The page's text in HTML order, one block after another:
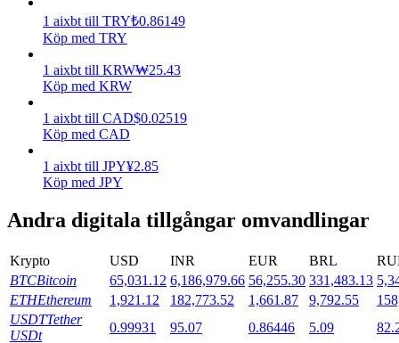
Utsättning
Launchpool
Flexibel insats för att tjäna populära tokens
1 aixbt till TRY₺0.86149
Köp med TRY
1 aixbt till KRW₩25.43
Köp med KRW
1 aixbt till CAD$0.02519
Köp med CAD
1 aixbt till JPY¥2.85
Köp med JPY
Andra digitala tillgångar omvandlingar
Krypto USD INR EUR BRL
BTCBitcoin 65,031.12 6,186,979.66 56,255.30 331,483.13
ETHEthereum 1,921.12 182,773.52 1,661.87 9,792.55
USDTTether
USDt
0.99931 95.07 0.86446 5.09